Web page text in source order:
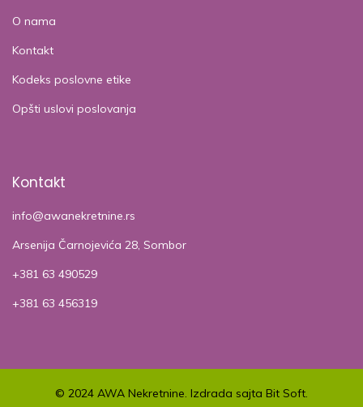
O nama
Kontakt
Kodeks poslovne etike
Opšti uslovi poslovanja
Kontakt
info@awanekretnine.rs
Arsenija Čarnojevića 28, Sombor
+381 63 490529
+381 63 456319
© 2024 AWA Nekretnine. Izdrada sajta Bit Soft.